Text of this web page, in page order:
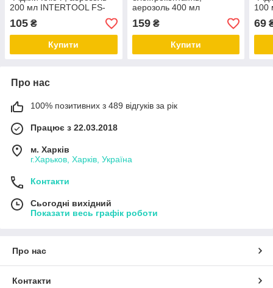
200 мл INTERTOOL FS-
4120
105 ₴
Купити
аерозоль 400 мл
INTERTOOL FS-0074
159₴
Купити
100
4110
69
Про нас
100% позитивних з 489 відгуків за рік
Працює з 22.03.2018
м. Харків
г.Харьков, Харків, Україна
Контакти
Сьогодні вихідний
Показати весь графік роботи
Про нас
Контакти